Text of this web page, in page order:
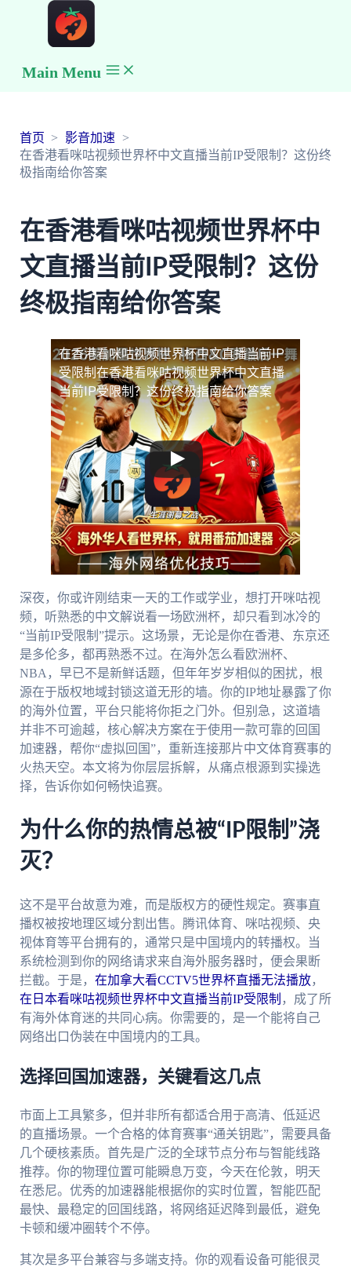
Main Menu
首页
影音加速
在香港看咪咕视频世界杯中文直播当前IP受限制？这份终
极指南给你答案
在香港看咪咕视频世界杯中
文直播当前IP受限制？这份
终极指南给你答案
在香港看咪咕视频世界杯中文直播当前IP
受限制在香港看咪咕视频世界杯中文直播
当前IP受限制？这份终极指南给你答案
深夜，你或许刚结束一天的工作或学业，想打开咪咕视
频，听熟悉的中文解说看一场欧洲杯，却只看到冰冷的
“当前IP受限制”提示。这场景，无论是你在香港、东京还
是多伦多，都再熟悉不过。在海外怎么看欧洲杯、
NBA，早已不是新鲜话题，但年年岁岁相似的困扰，根
源在于版权地域封锁这道无形的墙。你的IP地址暴露了你
的海外位置，平台只能将你拒之门外。但别急，这道墙
并非不可逾越，核心解决方案在于使用一款可靠的回国
加速器，帮你“虚拟回国”，重新连接那片中文体育赛事的
火热天空。本文将为你层层拆解，从痛点根源到实操选
择，告诉你如何畅快追赛。
为什么你的热情总被“IP限制”浇
灭？
这不是平台故意为难，而是版权方的硬性规定。赛事直
播权被按地理区域分割出售。腾讯体育、咪咕视频、央
视体育等平台拥有的，通常只是中国境内的转播权。当
系统检测到你的网络请求来自海外服务器时，便会果断
拦截。于是， 在加拿大看CCTV5世界杯直播无法播放，
在日本看咪咕视频世界杯中文直播当前IP受限制 ，成了所
有海外体育迷的共同心病。你需要的，是一个能将自己
网络出口伪装在中国境内的工具。
选择回国加速器，关键看这几点
市面上工具繁多，但并非所有都适合用于高清、低延迟
的直播场景。一个合格的体育赛事“通关钥匙”，需要具备
几个硬核素质。首先是广泛的全球节点分布与智能线路
推荐。你的物理位置可能瞬息万变，今天在伦敦，明天
在悉尼。优秀的加速器能根据你的实时位置，智能匹配
最快、最稳定的回国线路，将网络延迟降到最低，避免
卡顿和缓冲圈转个不停。
其次是多平台兼容与多端支持。你的观看设备可能很灵